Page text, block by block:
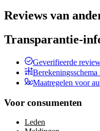
Reviews van
Transparantie-
Geverifieerde
Maatregelen voor
Voor consumenten
Leden